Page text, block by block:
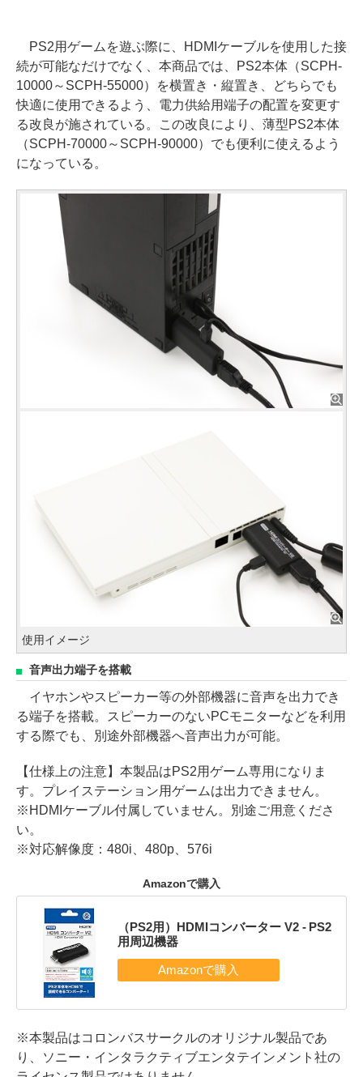
PS2用ゲームを遊ぶ際に、HDMIケーブルを使用した接
続が可能なだけでなく、本商品では、PS2本体（SCPH-
10000～SCPH-55000）を横置き・縦置き、どちらでも
快適に使用できるよう、電力供給用端子の配置を変更す
る改良が施されている。この改良により、薄型PS2本体
（SCPH-70000～SCPH-90000）でも便利に使えるよう
になっている。
使用イメージ
音声出力端子を搭載
イヤホンやスピーカー等の外部機器に音声を出力でき
る端子を搭載。スピーカーのないPCモニターなどを利用
する際でも、別途外部機器へ音声出力が可能。
【仕様上の注意】本製品はPS2用ゲーム専用になりま
す。プレイステーション用ゲームは出力できません。
※HDMIケーブル付属していません。別途ご用意くださ
い。
※対応解像度：480i、480p、576i
Amazonで購入
（PS2用）HDMIコンバーター V2 - PS2
用周辺機器
※本製品はコロンバスサークルのオリジナル製品であ
り、ソニー・インタラクティブエンタテインメント社の